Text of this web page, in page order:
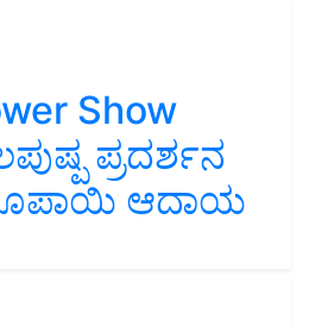
Show
ಪ್ರದರ್ಶನ
ಆದಾಯ